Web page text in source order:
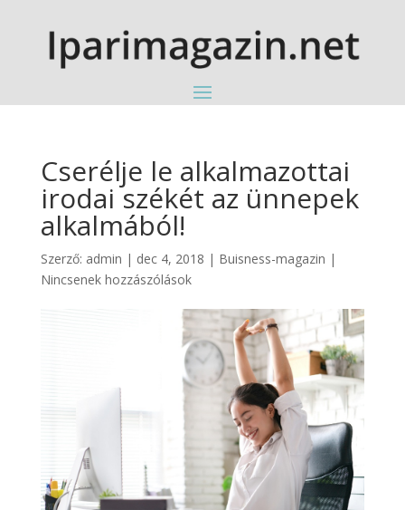
Cserélje le alkalmazottai
irodai székét az ünnepek
alkalmából!
Szerző: admin | dec 4, 2018 | Buisness-magazin |
Nincsenek hozzászólások